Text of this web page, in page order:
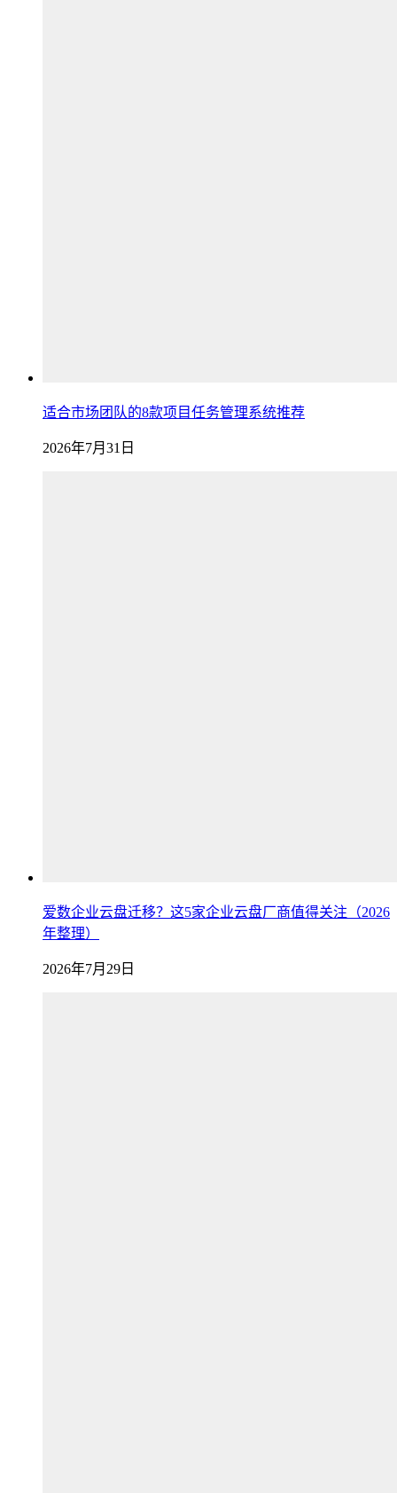
适合市场团队的8款项目任务管理系统推荐
2026年7月31日
爱数企业云盘迁移？这5家企业云盘厂商值得关注（2026
年整理）
2026年7月29日